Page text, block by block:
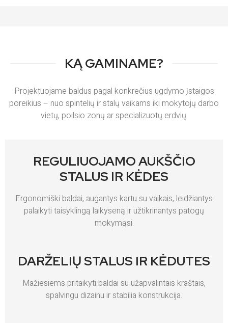
KĄ GAMINAME?
Projektuojame baldus pagal konkrečius ugdymo įstaigos
poreikius – nuo spintelių ir stalų vaikams iki mokytojų darbo
vietų, poilsio zonų ar specializuotų erdvių.
REGULIUOJAMO AUKŠČIO
STALUS IR KĖDES
Ergonomiški baldai, augantys kartu su vaikais, leidžiantys
palaikyti taisyklingą laikyseną ir užtikrinantys patogų
mokymąsi.
DARŽELIŲ STALUS IR KĖDUTES
Mažiesiems pritaikyti baldai su užapvalintais kraštais,
spalvingu dizainu ir stabilia konstrukcija.